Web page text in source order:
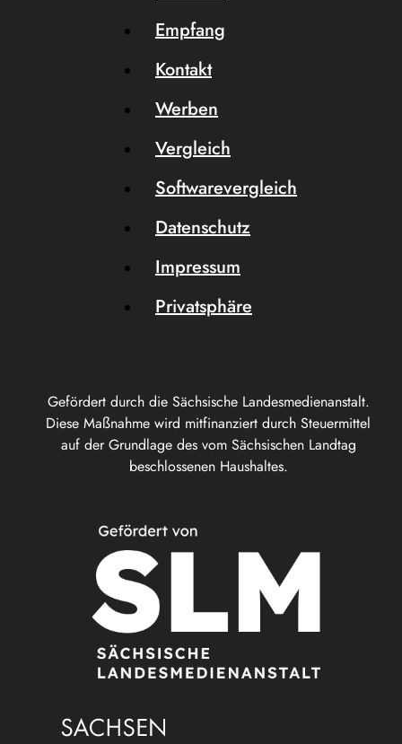
Gefördert durch die Sächsische Landesmedienanstalt.
Diese Maßnahme wird mitfinanziert durch Steuermittel
auf der Grundlage des vom Sächsischen Landtag
beschlossenen Haushaltes.
Empfang
Kontakt
Werben
Vergleich
Softwarevergleich
Datenschutz
Impressum
Privatsphäre